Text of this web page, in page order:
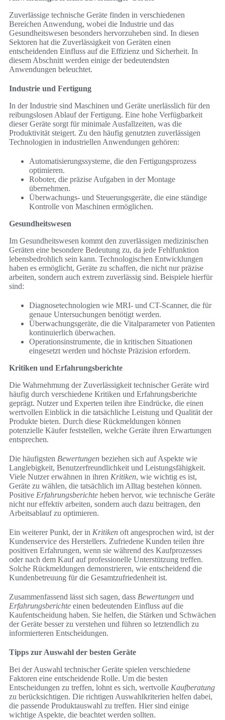
Zuverlässige technische Geräte finden in verschiedenen
Bereichen Anwendung, wobei die Industrie und das
Gesundheitswesen besonders hervorzuheben sind. In diesen
Sektoren hat die Zuverlässigkeit von Geräten einen
entscheidenden Einfluss auf die Effizienz und Sicherheit. In
diesem Abschnitt werden einige der bedeutendsten
Anwendungen beleuchtet.
Industrie und Fertigung
In der Industrie sind Maschinen und Geräte unerlässlich für den
reibungslosen Ablauf der Fertigung. Eine hohe Verfügbarkeit
dieser Geräte sorgt für minimale Ausfallzeiten, was die
Produktivität steigert. Zu den häufig genutzten zuverlässigen
Technologien in industriellen Anwendungen gehören:
Automatisierungssysteme, die den Fertigungsprozess
optimieren.
Roboter, die präzise Aufgaben in der Montage
übernehmen.
Überwachungs- und Steuerungsgeräte, die eine ständige
Kontrolle von Maschinen ermöglichen.
Gesundheitswesen
Im Gesundheitswesen kommt den zuverlässigen medizinischen
Geräten eine besondere Bedeutung zu, da jede Fehlfunktion
lebensbedrohlich sein kann. Technologischen Entwicklungen
haben es ermöglicht, Geräte zu schaffen, die nicht nur präzise
arbeiten, sondern auch extrem zuverlässig sind. Beispiele hierfür
sind:
Diagnosetechnologien wie MRI- und CT-Scanner, die für
genaue Untersuchungen benötigt werden.
Überwachungsgeräte, die die Vitalparameter von Patienten
kontinuierlich überwachen.
Operationsinstrumente, die in kritischen Situationen
eingesetzt werden und höchste Präzision erfordern.
Kritiken und Erfahrungsberichte
Die Wahrnehmung der Zuverlässigkeit technischer Geräte wird
häufig durch verschiedene Kritiken und Erfahrungsberichte
geprägt. Nutzer und Experten teilen ihre Eindrücke, die einen
wertvollen Einblick in die tatsächliche Leistung und Qualität der
Produkte bieten. Durch diese Rückmeldungen können
potenzielle Käufer feststellen, welche Geräte ihren Erwartungen
entsprechen.
Die häufigsten Bewertungen beziehen sich auf Aspekte wie
Langlebigkeit, Benutzerfreundlichkeit und Leistungsfähigkeit.
Viele Nutzer erwähnen in ihren Kritiken, wie wichtig es ist,
Geräte zu wählen, die tatsächlich im Alltag bestehen können.
Positive Erfahrungsberichte heben hervor, wie technische Geräte
nicht nur effektiv arbeiten, sondern auch dazu beitragen, den
Arbeitsablauf zu optimieren.
Ein weiterer Punkt, der in Kritiken oft angesprochen wird, ist der
Kundenservice des Herstellers. Zufriedene Kunden teilen ihre
positiven Erfahrungen, wenn sie während des Kaufprozesses
oder nach dem Kauf auf professionelle Unterstützung treffen.
Solche Rückmeldungen demonstrieren, wie entscheidend die
Kundenbetreuung für die Gesamtzufriedenheit ist.
Zusammenfassend lässt sich sagen, dass Bewertungen und
Erfahrungsberichte einen bedeutenden Einfluss auf die
Kaufentscheidung haben. Sie helfen, die Stärken und Schwächen
der Geräte besser zu verstehen und führen so letztendlich zu
informierteren Entscheidungen.
Tipps zur Auswahl der besten Geräte
Bei der Auswahl technischer Geräte spielen verschiedene
Faktoren eine entscheidende Rolle. Um die besten
Entscheidungen zu treffen, lohnt es sich, wertvolle Kaufberatung
zu berücksichtigen. Die richtigen Auswahlkriterien helfen dabei,
die passende Produktauswahl zu treffen. Hier sind einige
wichtige Aspekte, die beachtet werden sollten.